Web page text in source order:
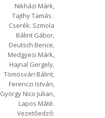
Nikházi Márk,
Tajthy Tamás .
Cserék: Szmola
Bálint Gábor,
Deutsch Bence,
Medgyesi Márk,
Hajnal Gergely,
Tömösvári Bálint,
Ferenczi István,
György Nico Julian,
Lapos Máté.
Vezetőedző: